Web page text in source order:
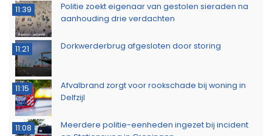
11:39
Politie zoekt eigenaar van gestolen sieraden na
aanhouding drie verdachten
11:21 Dorkwerderbrug afgesloten door storing
11:15
Afvalbrand zorgt voor rookschade bij woning in
Delfzijl
11:08
Meerdere politie-eenheden ingezet bij incident